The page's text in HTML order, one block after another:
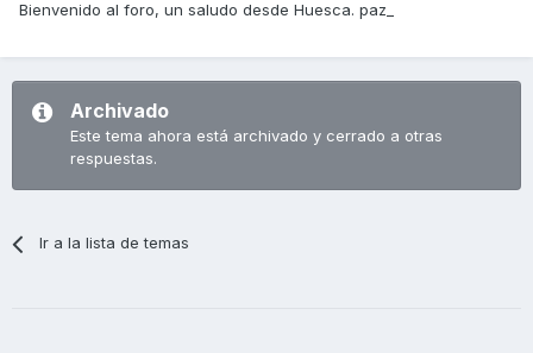
Bienvenido al foro, un saludo desde Huesca. paz_
Archivado
Este tema ahora está archivado y cerrado a otras
respuestas.
Ir a la lista de temas